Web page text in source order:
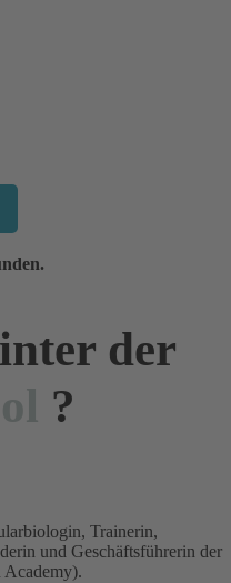
der
?
Trainerin,
und Geschäftsführerin der